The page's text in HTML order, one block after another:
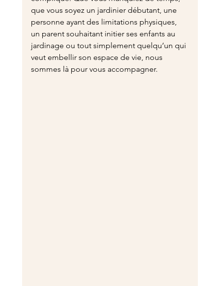
que vous soyez un jardinier débutant, une
personne ayant des limitations physiques,
un parent souhaitant initier ses enfants au
jardinage ou tout simplement quelqu’un qui
veut embellir son espace de vie, nous
sommes là pour vous accompagner.